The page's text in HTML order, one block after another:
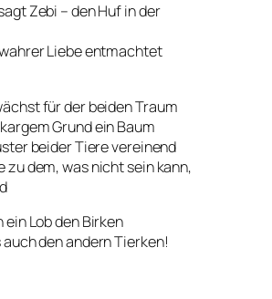
Zebi – den Huf in der
Liebe entmachtet
für der beiden Traum
Grund ein Baum
beider Tiere vereinend
zu dem, was nicht sein kann,
ein Lob den Birken
auch den andern Tierken!